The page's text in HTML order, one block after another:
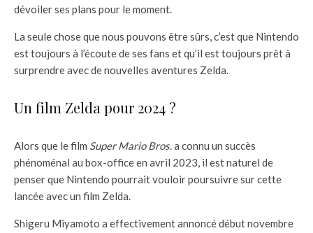
dévoiler ses plans pour le moment.
La seule chose que nous pouvons être sûrs, c’est que Nintendo
est toujours à l’écoute de ses fans et qu’il est toujours prêt à
surprendre avec de nouvelles aventures Zelda.
Un film Zelda pour 2024 ?
Alors que le film Super Mario Bros.a connu un succès
phénoménal au box-office en avril 2023, il est naturel de
penser que Nintendo pourrait vouloir poursuivre sur cette
lancée avec un film Zelda.
Shigeru Miyamoto a effectivement annoncé début novembre